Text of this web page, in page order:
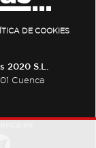
DE COOKIES
S.L.
Cuenca